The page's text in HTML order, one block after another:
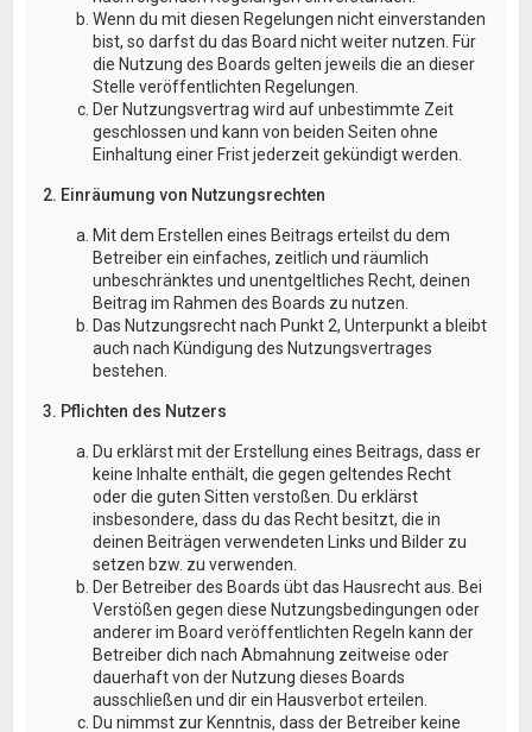
Wenn du mit diesen Regelungen nicht einverstanden
bist, so darfst du das Board nicht weiter nutzen. Für
die Nutzung des Boards gelten jeweils die an dieser
Stelle veröffentlichten Regelungen.
Der Nutzungsvertrag wird auf unbestimmte Zeit
geschlossen und kann von beiden Seiten ohne
Einhaltung einer Frist jederzeit gekündigt werden.
2. Einräumung von Nutzungsrechten
Mit dem Erstellen eines Beitrags erteilst du dem
Betreiber ein einfaches, zeitlich und räumlich
unbeschränktes und unentgeltliches Recht, deinen
Beitrag im Rahmen des Boards zu nutzen.
Das Nutzungsrecht nach Punkt 2, Unterpunkt a bleibt
auch nach Kündigung des Nutzungsvertrages
bestehen.
3. Pflichten des Nutzers
Du erklärst mit der Erstellung eines Beitrags, dass er
keine Inhalte enthält, die gegen geltendes Recht
oder die guten Sitten verstoßen. Du erklärst
insbesondere, dass du das Recht besitzt, die in
deinen Beiträgen verwendeten Links und Bilder zu
setzen bzw. zu verwenden.
Der Betreiber des Boards übt das Hausrecht aus. Bei
Verstößen gegen diese Nutzungsbedingungen oder
anderer im Board veröffentlichten Regeln kann der
Betreiber dich nach Abmahnung zeitweise oder
dauerhaft von der Nutzung dieses Boards
ausschließen und dir ein Hausverbot erteilen.
Du nimmst zur Kenntnis, dass der Betreiber keine